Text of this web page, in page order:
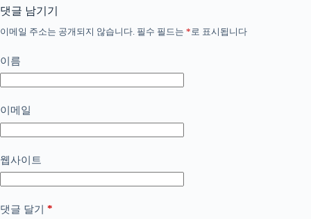
댓글 남기기
이메일 주소는 공개되지 않습니다. 필수 필드는 * 로 표시됩니다
이름
이메일
웹사이트
댓글 달기 *